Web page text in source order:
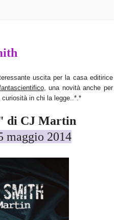
uscita per la casa editirice
, una novità anche per
in chi la legge..*.*
di CJ Martin
maggio 2014